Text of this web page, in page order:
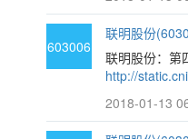
603006
联明股份
联明股份：第
http://
2018-01-13